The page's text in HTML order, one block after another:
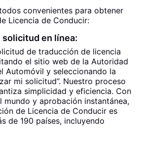
convenientes para obtener
Licencia de Conducir:
solicitud en línea:
de traducción de licencia
el sitio web de la Autoridad
Automóvil y seleccionando la
mi solicitud”. Nuestro proceso
simplicidad y eficiencia. Con
mundo y aprobación instantánea,
de Licencia de Conducir es
de 190 países, incluyendo